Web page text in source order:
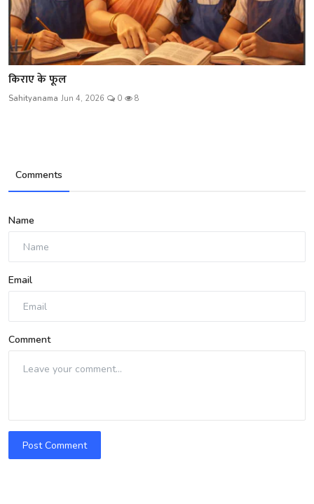
किराए के फूल
Sahityanama Jun 4, 2026 0 8
Comments
Name
Email
Comment
Post Comment